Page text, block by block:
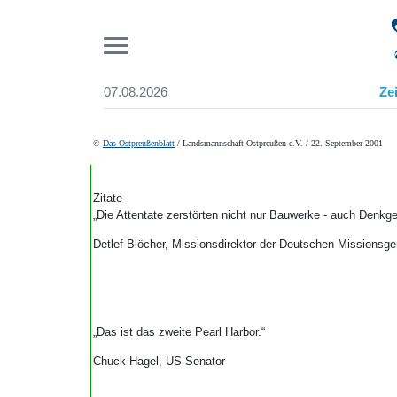
07.08.2026
Start
Abonnent werden
Abo Prämien
Suchen und finden
© Das Ostpreußenblatt / Landsmannschaft Ostpreußen e.V. / 22. September 2001
Zitate
„Die Attentate zerstörten nicht nur Bauwerke - auch
Detlef Blöcher, Missionsdirektor der Deutschen
„Das ist das zweite Pearl Harbor.“
Chuck Hagel, US-Senator